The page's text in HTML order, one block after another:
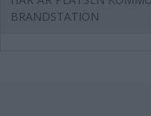
BRANDSTATION